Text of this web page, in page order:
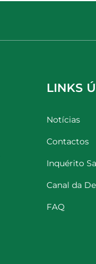
LINKS
Notícias
Contactos
Inquérito
Canal da
FAQ